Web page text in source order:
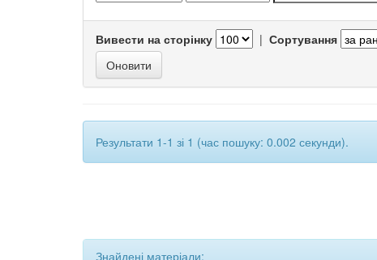
Вивести на сторінку | Сортування
Результати 1-1 зі 1 (час пошуку: 0.002 секунди).
Знайдені матеріали: